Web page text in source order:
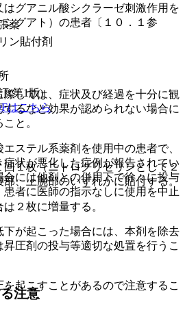
グアニル酸シクラーゼ刺激作用を
グアト）の患者〔１０．１参
しては、症状及び経過を十分に観
るなど効果が認められない場合に
と。
ステル系薬剤を使用中の患者で、
状が悪化した症例が報告されてい
合には他剤との併用下で徐々に投与
者に医師の指示なしに使用を中止
。
が起こった場合には、本剤を除去
圧剤の投与等適切な処置を行うこ
起こすことがあるので注意するこ
薬
ン貼付剤
(第1版)
はこちら
１枚（ニトログリセリンとして２
部、上腕部のいずれかに貼付する。
２枚に増量する。
注意